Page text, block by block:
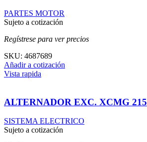
PARTES MOTOR
Sujeto a cotización
Regístrese para ver precios
SKU: 4687689
Añadir a cotización
Vista rapida
ALTERNADOR EXC. XCMG 215
SISTEMA ELECTRICO
Sujeto a cotización